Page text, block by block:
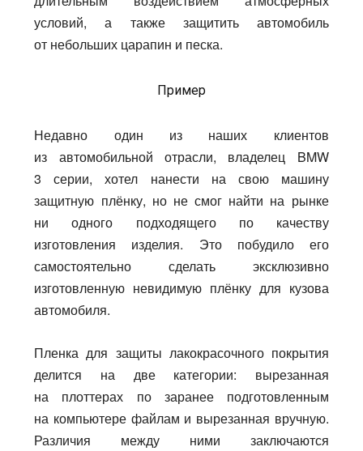
условий, а также защитить автомобиль
от небольших царапин и песка.
Пример
Недавно один из наших клиентов
из автомобильной отрасли, владелец BMW
3 серии, хотел нанести на свою машину
защитную плёнку, но не смог найти на рынке
ни одного подходящего по качеству
изготовления изделия. Это побудило его
самостоятельно сделать эксклюзивно
изготовленную невидимую плёнку для кузова
автомобиля.
Пленка для защиты лакокрасочного покрытия
делится на две категории: вырезанная
на плоттерах по заранее подготовленным
на компьютере файлам и вырезанная вручную.
Различия между ними заключаются